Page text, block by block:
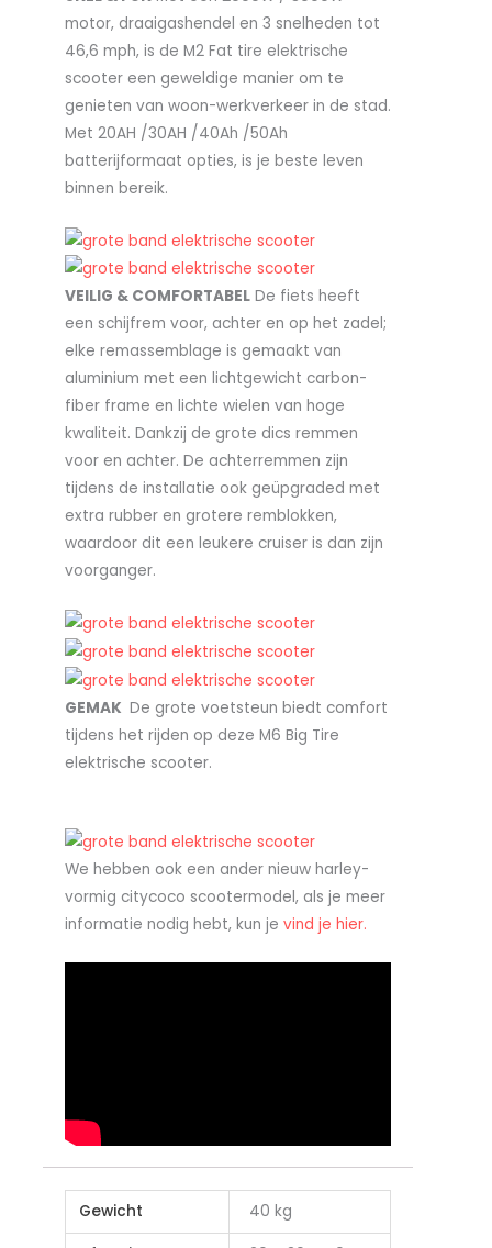
motor, draaigashendel en 3 snelheden tot
46,6 mph, is de M2 Fat tire elektrische
scooter een geweldige manier om te
genieten van woon-werkverkeer in de stad.
Met 20AH /30AH /40Ah /50Ah
batterijformaat opties, is je beste leven
binnen bereik.
VEILIG & COMFORTABEL De fiets heeft
een schijfrem voor, achter en op het zadel;
elke remassemblage is gemaakt van
aluminium met een lichtgewicht carbon-
fiber frame en lichte wielen van hoge
kwaliteit. Dankzij de grote dics remmen
voor en achter. De achterremmen zijn
tijdens de installatie ook geüpgraded met
extra rubber en grotere remblokken,
waardoor dit een leukere cruiser is dan zijn
voorganger.
GEMAK De grote voetsteun biedt comfort
tijdens het rijden op deze M6 Big Tire
elektrische scooter.
We hebben ook een ander nieuw harley-
vormig citycoco scootermodel, als je meer
informatie nodig hebt, kun je vind je hier.
Gewicht 40 kg